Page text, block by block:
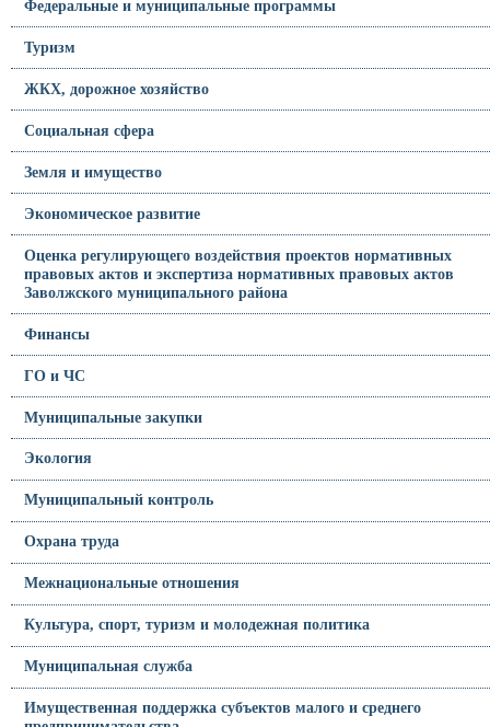
Федеральные и муниципальные программы
Туризм
ЖКХ, дорожное хозяйство
Социальная сфера
Земля и имущество
Экономическое развитие
Оценка регулирующего воздействия проектов нормативных
правовых актов и экспертиза нормативных правовых актов
Заволжского муниципального района
Финансы
ГО и ЧС
Муниципальные закупки
Экология
Муниципальный контроль
Охрана труда
Межнациональные отношения
Культура, спорт, туризм и молодежная политика
Муниципальная служба
Имущественная поддержка субъектов малого и среднего